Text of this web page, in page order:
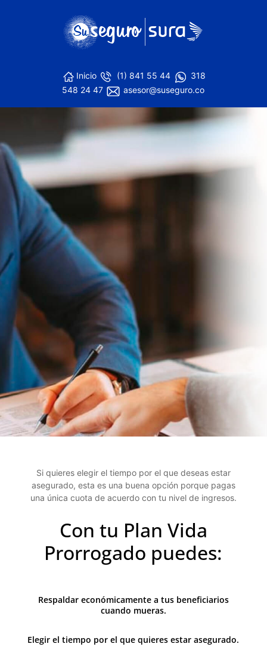
Inicio (1) 841 55 44
318
548 24 47
asesor@suseguro.co
Si quieres elegir el tiempo por el que deseas estar
asegurado, esta es una buena opción porque pagas
una única cuota de acuerdo con tu nivel de ingresos.
​Con tu Plan Vida
Prorrogado​ puedes​​​​​​​:
Respaldar económicamente a tus beneficiarios
cuando mueras.
Elegir el tiempo por el que quieres estar asegurado.